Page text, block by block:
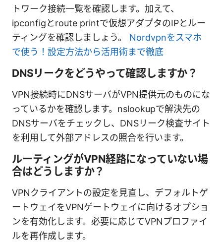
トワーク接続一覧を確認します。加えて、
ipconfigとroute printで仮想アダプタのIPとルー
ティングを確認しましょう。 Nordvpnをスマホ
で使う！設定方法から活用術まで徹底
DNSリークをどうやって確認しますか？
VPN接続時にDNSサーバがVPN提供元のものにな
っているかを確認します。nslookupで解決先の
DNSサーバをチェックし、DNSリーク検査サイト
を利用して外部アドレスの照合を行います。
ルーティングがVPN経路になっていない場
合はどうしますか？
VPNクライアントの設定を見直し、デフォルトゲ
ートウェイをVPNゲートウェイに向けるオプショ
ンを有効化します。必要に応じてVPNプロファイ
ルを再作成します。